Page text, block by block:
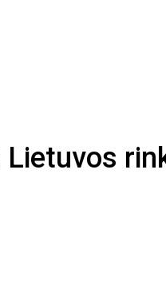
Lietuvos